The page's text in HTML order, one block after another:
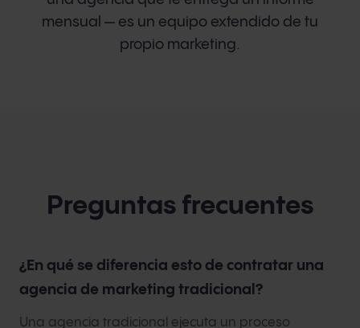
mensual — es un equipo extendido de tu
propio marketing.
Preguntas frecuentes
¿En qué se diferencia esto de contratar una
agencia de marketing tradicional?
Una agencia tradicional ejecuta un proceso